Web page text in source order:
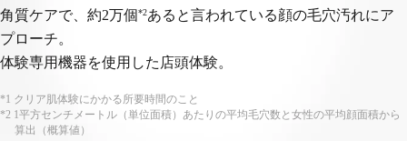
角質ケアで、 約2万個*2あると言われている顔の毛穴汚れにア
プローチ。
体験専用機器を使用した店頭体験。
*1 クリア肌体験にかかる所要時間のこと
*2 1平方センチメートル（単位面積）あたりの平均毛穴数と女性の平均顔面積から
算出（概算値）